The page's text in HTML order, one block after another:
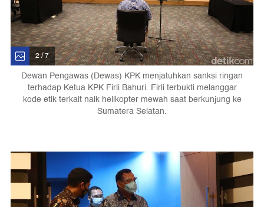
2 / 7
Dewan Pengawas (Dewas) KPK menjatuhkan sanksi ringan
terhadap Ketua KPK Firli Bahuri. Firli terbukti melanggar
kode etik terkait naik helikopter mewah saat berkunjung ke
Sumatera Selatan.